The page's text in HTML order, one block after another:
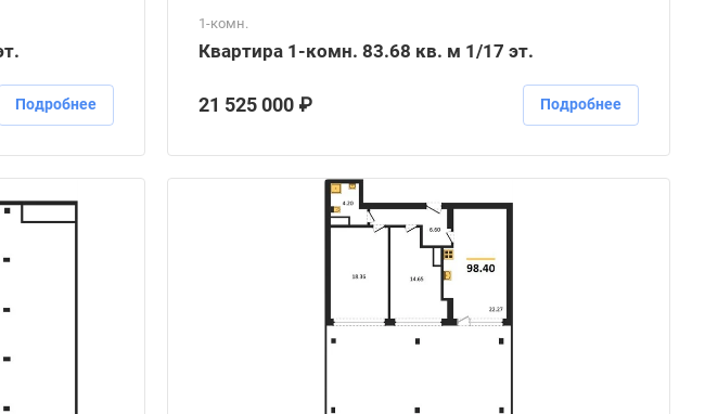
Подробнее
1-комн.
Квартира 1-комн. 83.68 кв. м 1/17 эт.
21 525 000 ₽ Подробнее